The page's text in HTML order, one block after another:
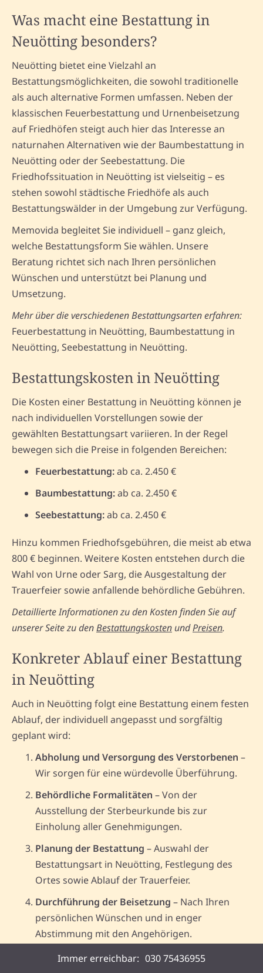
Was macht eine Bestattung in
Neuötting besonders?
Neuötting bietet eine Vielzahl an
Bestattungsmöglichkeiten, die sowohl traditionelle
als auch alternative Formen umfassen. Neben der
klassischen Feuerbestattung und Urnenbeisetzung
auf Friedhöfen steigt auch hier das Interesse an
naturnahen Alternativen wie der Baumbestattung in
Neuötting oder der Seebestattung. Die
Friedhofssituation in Neuötting ist vielseitig – es
stehen sowohl städtische Friedhöfe als auch
Bestattungswälder in der Umgebung zur Verfügung.
Memovida begleitet Sie individuell – ganz gleich,
welche Bestattungsform Sie wählen. Unsere
Beratung richtet sich nach Ihren persönlichen
Wünschen und unterstützt bei Planung und
Umsetzung.
Mehr über die verschiedenen Bestattungsarten erfahren:
Feuerbestattung in Neuötting, Baumbestattung in
Neuötting, Seebestattung in Neuötting.
Bestattungskosten in Neuötting
Die Kosten einer Bestattung in Neuötting können je
nach individuellen Vorstellungen sowie der
gewählten Bestattungsart variieren. In der Regel
bewegen sich die Preise in folgenden Bereichen:
Feuerbestattung:ab ca. 2.450 €
Baumbestattung:ab ca. 2.450 €
Seebestattung:ab ca. 2.450 €
Hinzu kommen Friedhofsgebühren, die meist ab etwa
800 € beginnen. Weitere Kosten entstehen durch die
Wahl von Urne oder Sarg, die Ausgestaltung der
Trauerfeier sowie anfallende behördliche Gebühren.
Detaillierte Informationen zu den Kosten finden Sie auf
unserer Seite zu denBestattungskosten undPreisen.
Konkreter Ablauf einer Bestattung
in Neuötting
Auch in Neuötting folgt eine Bestattung einem festen
Ablauf, der individuell angepasst und sorgfältig
geplant wird:
Abholung und Versorgung des Verstorbenen –
Wir sorgen für eine würdevolle Überführung.
Behördliche Formalitäten – Von der
Ausstellung der Sterbeurkunde bis zur
Einholung aller Genehmigungen.
Planung der Bestattung – Auswahl der
Bestattungsart in Neuötting, Festlegung des
Ortes sowie Ablauf der Trauerfeier.
Durchführung der Beisetzung – Nach Ihren
persönlichen Wünschen und in enger
Abstimmung mit den Angehörigen.
Nachbetreuung– Unser Team von Memovida
Immer erreichbar: 030 75436955